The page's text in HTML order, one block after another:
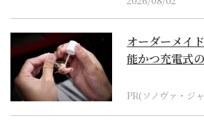
オーダーメイ
能かつ充電式
PR(ソノヴァ・ジ